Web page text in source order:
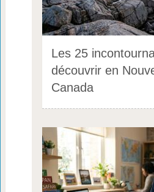
Les 25
découvrir en
Canada